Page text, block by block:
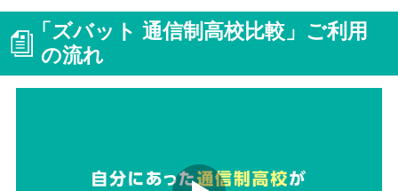
「ズバット 通信制高校比較」ご利用
の流れ